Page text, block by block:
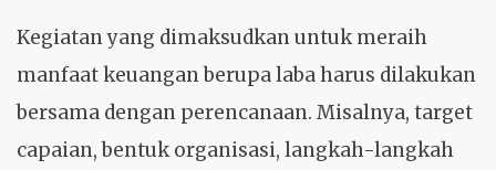
Kegiatan yang dimaksudkan untuk meraih
manfaat keuangan berupa laba harus dilakukan
bersama dengan perencanaan. Misalnya, target
capaian, bentuk organisasi, langkah-langkah